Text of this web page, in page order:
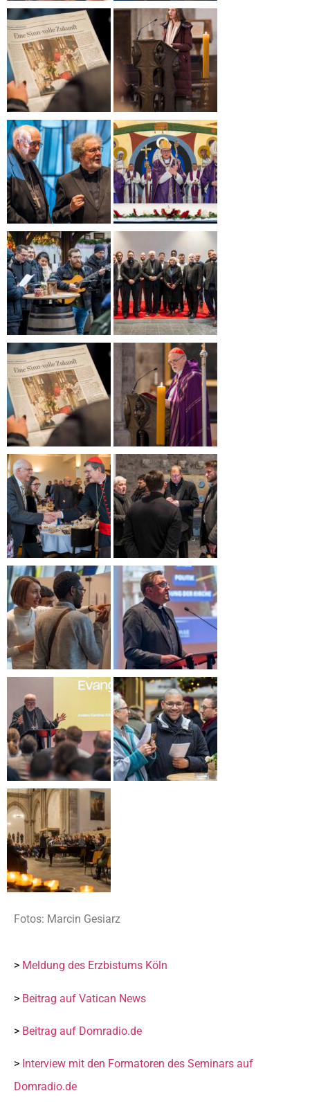
Fotos: Marcin Gesiarz
> Meldung des Erzbistums Köln
> Beitrag auf Vatican News
> Beitrag auf Domradio.de
> Interview mit den Formatoren des Seminars auf
Domradio.de